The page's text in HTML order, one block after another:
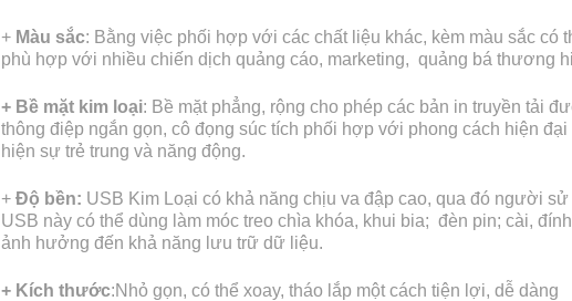
+ Màu sắc: Bằng việc phối hợp với các chất liệu khác, kèm màu sắc có
phù hợp với nhiều chiến dịch quảng cáo, marketing, quảng bá thương
+ Bề mặt kim loại: Bề mặt phẳng, rộng cho phép các bản in truyền tải
thông điệp ngắn gọn, cô đọng súc tích phối hợp với phong cách hiện
hiện sự trẻ trung và năng động.
+Độ bền: USB Kim Loại có khả năng chịu va đập cao, qua đó người
USB này có thể dùng làm móc treo chìa khóa, khui bia; đèn pin; cài,
ảnh hưởng đến khả năng lưu trữ dữ liệu.
+ Kích thước:Nhỏ gọn, có thể xoay, tháo lắp một cách tiện lợi, dễ dàng